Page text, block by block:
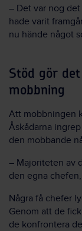
– Det var nog
hade varit
nu hände något
Stöd gör
mobbning
Att mobbningen
Åskådarna
den mobbande
– Majoriteten av
den egna
Några få chefer
Genom att de
de konfrontera